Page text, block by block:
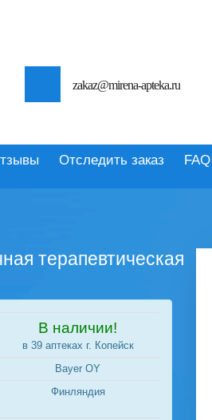
zakaz@mirena-apteka.ru
Отследить заказ FAQ
терапевтическая
В наличии!
в 39 аптеках г. Копейск
Bayer OY
Финляндия